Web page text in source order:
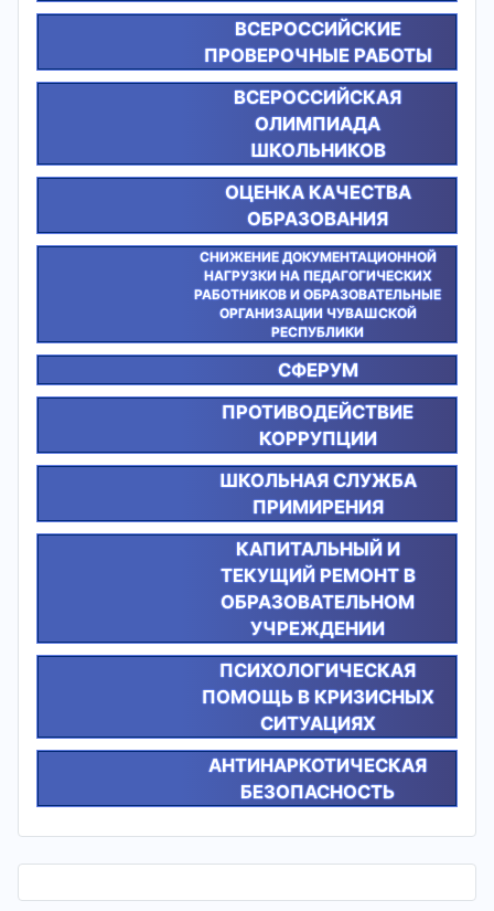
ВСЕРОССИЙСКИЕ
ПРОВЕРОЧНЫЕ РАБОТЫ
ВСЕРОССИЙСКАЯ
ОЛИМПИАДА
ШКОЛЬНИКОВ
ОЦЕНКА КАЧЕСТВА
ОБРАЗОВАНИЯ
СНИЖЕНИЕ ДОКУМЕНТАЦИОННОЙ
НАГРУЗКИ НА ПЕДАГОГИЧЕСКИХ
РАБОТНИКОВ И ОБРАЗОВАТЕЛЬНЫЕ
ОРГАНИЗАЦИИ ЧУВАШСКОЙ
РЕСПУБЛИКИ
СФЕРУМ
ПРОТИВОДЕЙСТВИЕ
КОРРУПЦИИ
ШКОЛЬНАЯ СЛУЖБА
ПРИМИРЕНИЯ
КАПИТАЛЬНЫЙ И
ТЕКУЩИЙ РЕМОНТ В
ОБРАЗОВАТЕЛЬНОМ
УЧРЕЖДЕНИИ
ПСИХОЛОГИЧЕСКАЯ
ПОМОЩЬ В КРИЗИСНЫХ
СИТУАЦИЯХ
АНТИНАРКОТИЧЕСКАЯ
БЕЗОПАСНОСТЬ